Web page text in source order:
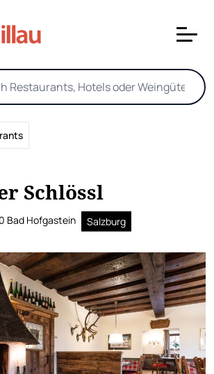
Schlössl
Bad Hofgastein Salzburg